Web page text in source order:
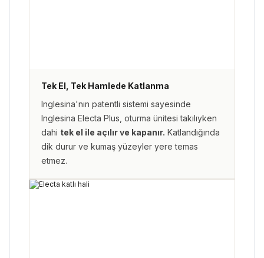
Tek El, Tek Hamlede Katlanma
Inglesina'nın patentli sistemi sayesinde
Inglesina Electa Plus, oturma ünitesi takılıyken
dahi tek el ile açılır ve kapanır. Katlandığında
dik durur ve kumaş yüzeyler yere temas
etmez.